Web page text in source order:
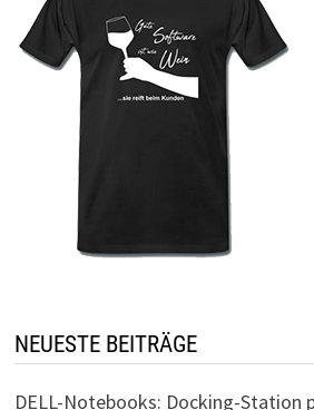
NEUESTE BEITRÄGE
DELL-Notebooks: Docking-Station